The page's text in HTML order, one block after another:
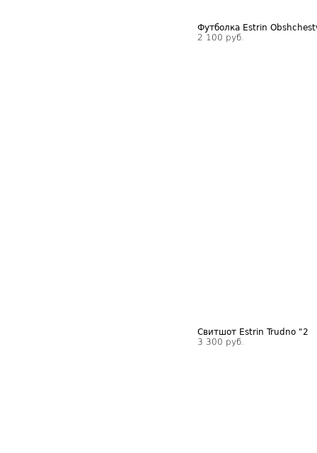
Свитшот Estrin Trudno "2
3 300 руб.
Футболка Estrin
2 100 руб.